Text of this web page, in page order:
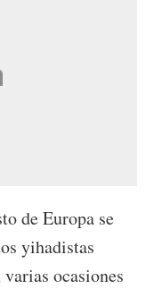
de Europa se
yihadistas
ocasiones